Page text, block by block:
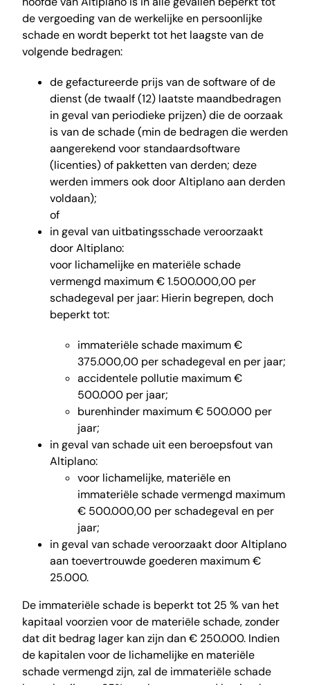
de vergoeding van de werkelijke en persoonlijke
schade en wordt beperkt tot het laagste van de
volgende bedragen:
de gefactureerde prijs van de software of de
dienst (de twaalf (12) laatste maandbedragen
in geval van periodieke prijzen) die de oorzaak
is van de schade (min de bedragen die werden
aangerekend voor standaardsoftware
(licenties) of pakketten van derden; deze
werden immers ook door Altiplano aan derden
voldaan);
of
in geval van uitbatingsschade veroorzaakt
door Altiplano:
voor lichamelijke en materiële schade
vermengd maximum € 1.500.000,00 per
schadegeval per jaar: Hierin begrepen, doch
beperkt tot:
immateriële schade maximum €
375.000,00 per schadegeval en per jaar;
accidentele pollutie maximum €
500.000 per jaar;
burenhinder maximum € 500.000 per
jaar;
in geval van schade uit een beroepsfout van
Altiplano:
voor lichamelijke, materiële en
immateriële schade vermengd maximum
€ 500.000,00 per schadegeval en per
jaar;
in geval van schade veroorzaakt door Altiplano
aan toevertrouwde goederen maximum €
25.000.
De immateriële schade is beperkt tot 25 % van het
kapitaal voorzien voor de materiële schade, zonder
dat dit bedrag lager kan zijn dan € 250.000. Indien
de kapitalen voor de lichamelijke en materiële
schade vermengd zijn, zal de immateriële schade